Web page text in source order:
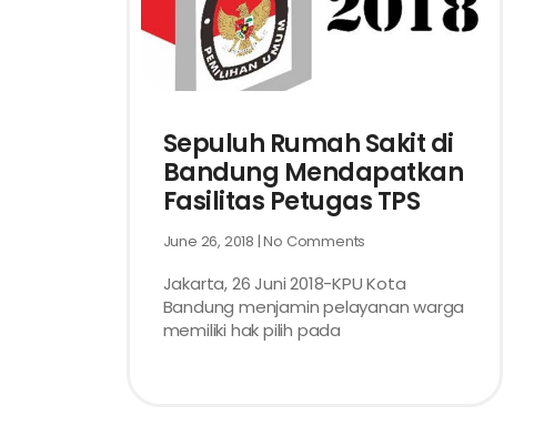
Sepuluh Rumah Sakit di
Bandung Mendapatkan
Fasilitas Petugas TPS
June 26, 2018 No Comments
Jakarta, 26 Juni 2018-KPU Kota
Bandung menjamin pelayanan warga
memiliki hak pilih pada